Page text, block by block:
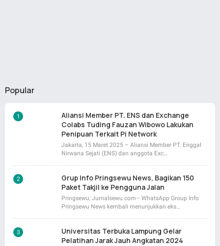
Popular
Aliansi Member PT. ENS dan Exchange
Colabs Tuding Fauzan Wibowo Lakukan
Penipuan Terkait Pi Network
Jakarta, 15 Maret 2025 – Aliansi Member PT. Enggal
Nirwana Sejati (ENS) dan anggota Exc…
Grup Info Pringsewu News, Bagikan 150
Paket Takjil ke Pengguna Jalan
Pringsewu, Jurnalsewu.com– WhatsApp Group Info
Pringsewu News kembali menunjukkan eks…
Universitas Terbuka Lampung Gelar
Pelatihan Jarak Jauh Angkatan 2024